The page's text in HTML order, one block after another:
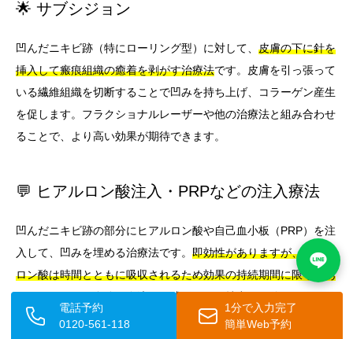
🌟 サブシジョン
凹んだニキビ跡（特にローリング型）に対して、 皮膚の下に針を
挿入して瘢痕組織の癒着を剥がす治療法です。皮膚を引っ張って
いる繊維組織を切断することで凹みを持ち上げ、コラーゲン産生
を促します。フラクショナルレーザーや他の治療法と組み合わせ
ることで、より高い効果が期待できます。
💬 ヒアルロン酸注入・PRPなどの注入療法
凹んだニキビ跡の部分にヒアルロン酸や自己血小板（PRP）を注
入して、凹みを埋める治療法です。 即効性がありますが、ヒアル
ロン酸は時間とともに吸収されるため効果の持続期間に限りがあ
PRPは自分の血液から成長因子を抽出して使用するた
め、アレルギーリスクが低い点が特徴です。
電話予約
0120-561-118
1分で入力完了
簡単Web予約